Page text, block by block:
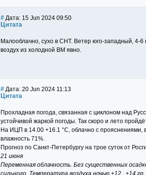
# Дата: 15 Jun 2024 09:50
Цитата
Малооблачно, сухо в СНТ. Ветер юго-западный, 4-6
воздух из холодной ВМ явно.
# Дата: 20 Jun 2024 11:13
Цитата
Прохладная погода, связанная с циклоном над
устойчивой жаркой погоды. Так скоро и лето
На ИЦП в 14.00 +16.1 °C, облачно с прояснениями,
влажность 71%.
Прогноз по Санкт-Петербургу на трое суток от
21 июня
Переменная облачность. Без существенных
сильного. Температура воздуха ночью +12...+14